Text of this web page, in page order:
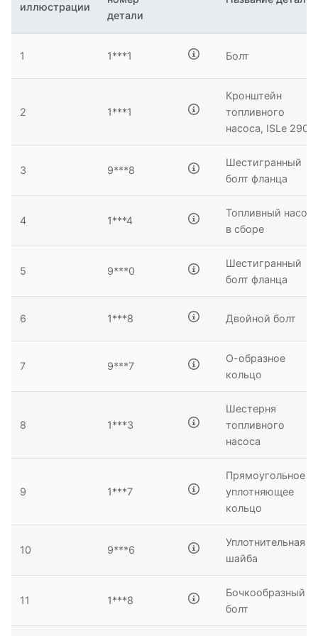
12
7
иллюстрации
детали
1 1***1 Болт
2 1***1
Кронштейн
топливного
насоса, ISLe 290
3 9***8
Шестигранный
болт фланца
4 1***4
Топливный насос
в сборе
5 9***0
Шестигранный
болт фланца
6 1***8 Двойной болт
7 9***7
О-образное
кольцо
8 1***3
Шестерня
топливного
насоса
9 1***7
Прямоугольное
уплотняющее
кольцо
10 9***6
Уплотнительная
шайба
11 1***8
Бочкообразный
болт